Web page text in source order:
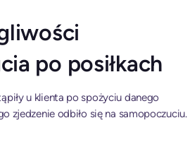
po posiłkach
u klienta po spożyciu danego
zjedzenie odbiło się na samopoczuciu.